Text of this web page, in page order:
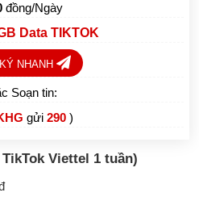
đồng/Ngày
Data TIKTOK
NHANH
Soạn tin:
gửi290 )
Viettel 1 tuần)